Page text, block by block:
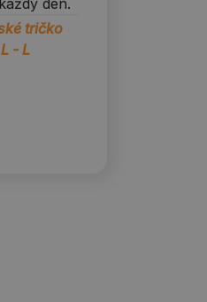
den.
tričko
- L